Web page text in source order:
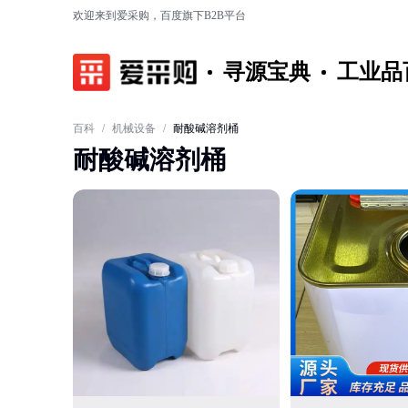
欢迎来到爱采购，百度旗下B2B平台
寻源宝典 工业品
百科 / 机械设备 / 耐酸碱溶剂桶
耐酸碱溶剂桶